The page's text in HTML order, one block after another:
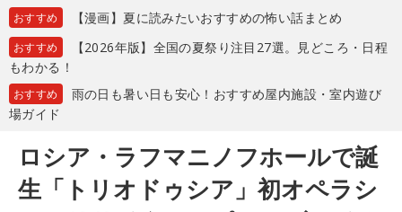
おすすめ 【漫画】夏に読みたいおすすめの怖い話まとめ
おすすめ
【2026年版】全国の夏祭り注目27選。見どころ・日程
もわかる！
おすすめ
雨の日も暑い日も安心！おすすめ屋内施設・室内遊び
場ガイド
ロシア・ラフマニノフホールで誕
生「トリオドゥシア」初オペラシ